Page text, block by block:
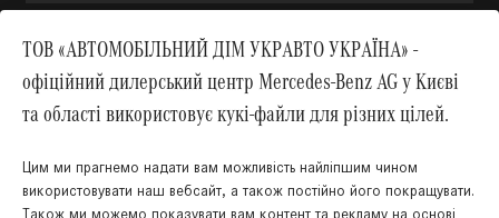
ТОВ «АВТОМОБІЛЬНИЙ ДІМ УКРАВТО УКРАЇНА» -
офіційний дилерський центр Mercedes-Benz AG у Києві
та області використовує кукі-файли для різних цілей.
Цим ми прагнемо надати вам можливість найліпшим чином
використовувати наш вебсайт, а також постійно його покращувати.
Також ми можемо показувати вам контент та рекламу на основі
Вгору